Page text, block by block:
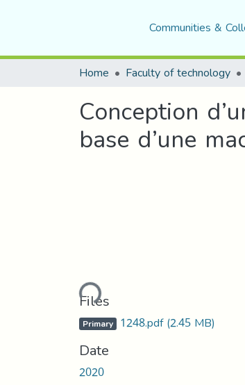
Communities &
Home Faculty of technology
Conception
base d’une
Loading...
Files
Primary 1248.pdf(2.45 MB)
Date
2020